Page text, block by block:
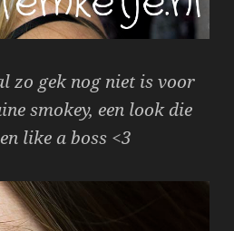
zo gek nog niet is voor
smokey, een look die
like a boss <3